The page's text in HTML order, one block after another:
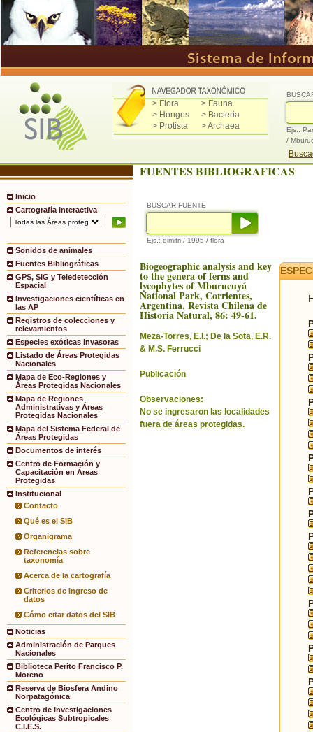
> Flora
> Fauna
> Hongos
> Bacteria
> Protista
> Archaea
Ejs.:
/
Inicio
Cartografía interactiva
Sonidos de animales
Fuentes Bibliográficas
GPS, SIG y Teledetección
Espacial
Investigaciones científicas en
las AP
Registros de colecciones y
relevamientos
Especies exóticas invasoras
Listado de Áreas Protegidas
Nacionales
Mapa de Eco-Regiones y
Áreas Protegidas Nacionales
Mapa de Regiones
Administrativas y Áreas
Protegidas Nacionales
Mapa del Sistema Federal de
Áreas Protegidas
Documentos de interés
Centro de Formación y
Capacitación en Áreas
Protegidas
Institucional
Contacto
Qué es el SIB
Organigrama
Referencias sobre
taxonomía
Acerca de la cartografía
Criterios de ingreso de
datos
Cómo citar datos del SIB
Noticias
Administración de Parques
Nacionales
Biblioteca Perito Francisco P.
Moreno
Reserva de Biosfera Andino
Norpatagónica
Centro de Investigaciones
Ecológicas Subtropicales
C.I.E.S.
FUENTES BIBLIOGRAFICAS
BUSCAR FUENTE
Ejs.: dimitri / 1995 / flora
Biogeographic analysis and key
to the genera of ferns and
lycophytes of Mburucuyá
National Park, Corrientes,
Argentina. Revista Chilena de
Historia Natural, 86: 49-61.
Meza-Torres, E.I.; De la Sota, E.R.
& M.S. Ferrucci
Publicación
Observaciones:
No se ingresaron las localidades
fuera de áreas protegidas.